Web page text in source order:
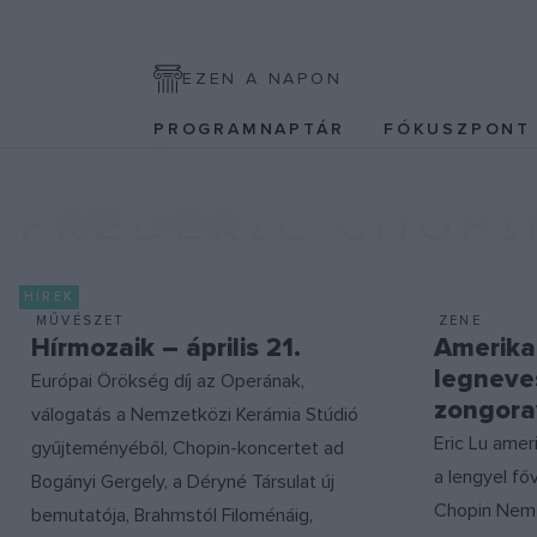
EZEN A NAPON
PROGRAMNAPTÁR FÓKUSZPONT
HÍREK
MŰVÉSZET
Hírmozaik – április 21.
Európai Örökség díj az Operának,
válogatás a Nemzetközi Kerámia Stúdió
gyűjteményéből, Chopin-koncertet ad
Bogányi Gergely, a Déryné Társulat új
bemutatója, Brahmstól Filoménáig,
ZENE
Eric Lu
a lengyel
Chopin